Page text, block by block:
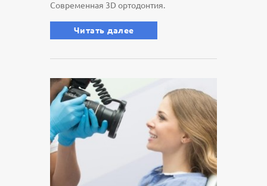
Современная 3D ортодонтия.
Читать далее